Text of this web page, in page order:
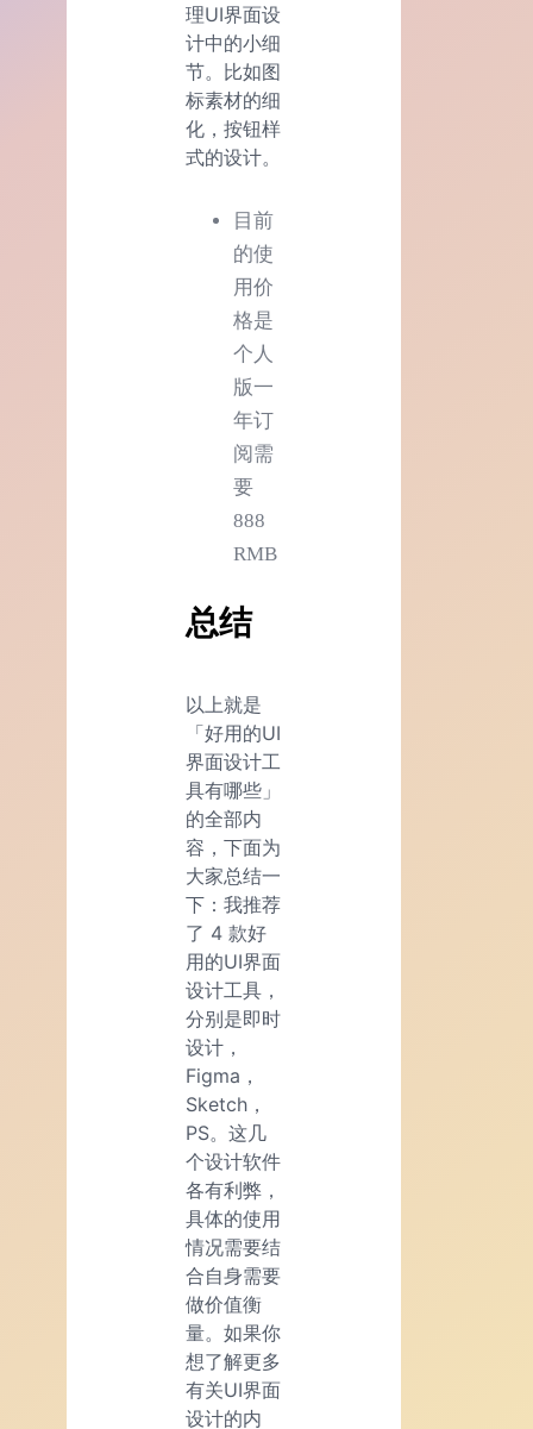
理UI界面设
计中的小细
节。比如图
标素材的细
化，按钮样
式的设计。
目前
的使
用价
格是
个人
版一
年订
阅需
要
888
RMB
总结
以上就是
「好用的UI
界面设计工
具有哪些」
的全部内
容，下面为
大家总结一
下：我推荐
了 4 款好
用的UI界面
设计工具，
分别是即时
设计，
Figma，
Sketch，
PS。这几
个设计软件
各有利弊，
具体的使用
情况需要结
合自身需要
做价值衡
量。如果你
想了解更多
有关UI界面
设计的内